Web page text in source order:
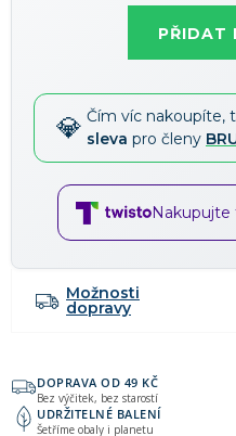
PŘIDAT
Čím víc nakoupíte,
sleva pro členy
Nakupujte
Možnosti
dopravy
DOPRAVA OD 49 KČ
Bez výčitek, bez starostí
UDRŽITELNÉ BALENÍ
Šetříme obaly i planetu